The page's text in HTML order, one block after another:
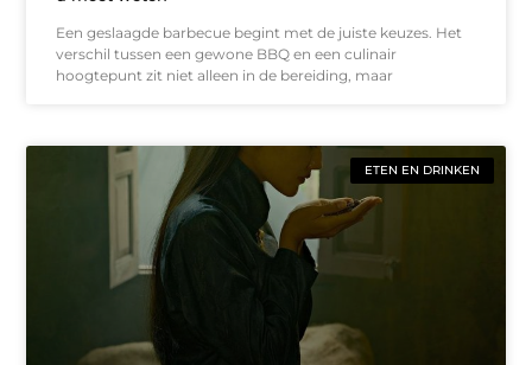
Een geslaagde barbecue begint met de juiste keuzes. Het
verschil tussen een gewone BBQ en een culinair
hoogtepunt zit niet alleen in de bereiding, maar
ETEN EN DRINKEN